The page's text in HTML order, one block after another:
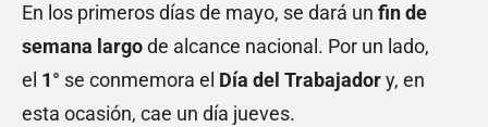
En los primeros días de mayo, se dará un fin de
semana largode alcance nacional. Por un lado,
el 1° se conmemora el Día del Trabajadory, en
esta ocasión, cae un día jueves.